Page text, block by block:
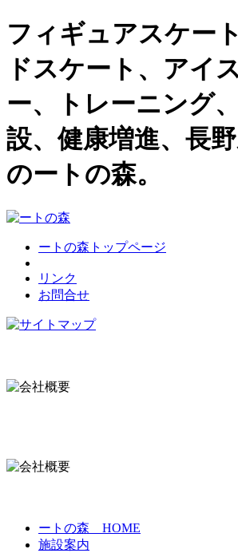
フィギュアスケー
ドスケート、アイ
ー、トレーニング
設、健康増進、長
のートの森。
ートの森トップページ
リンク
お問合せ
ートの森 HOME
施設案内